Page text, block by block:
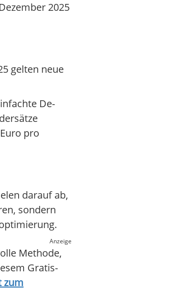
2025
gelten neue
De-
pro
darauf ab,
sondern
Anzeige
Methode,
Gratis-
zum